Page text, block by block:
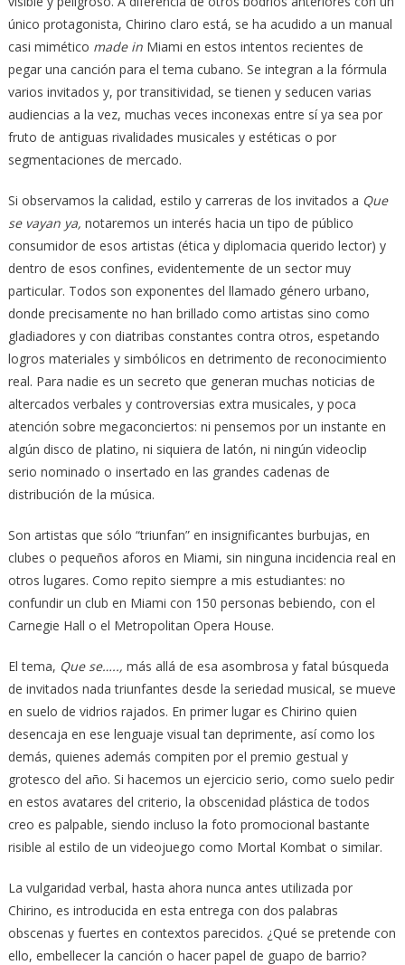
único protagonista, Chirino claro está, se ha acudido a un manual
casi mimético made inMiami en estos intentos recientes de
pegar una canción para el tema cubano. Se integran a la fórmula
varios invitados y, por transitividad, se tienen y seducen varias
audiencias a la vez, muchas veces inconexas entre sí ya sea por
fruto de antiguas rivalidades musicales y estéticas o por
segmentaciones de mercado.
Si observamos la calidad, estilo y carreras de los invitados a Que
se vayan ya, notaremos un interés hacia un tipo de público
consumidor de esos artistas (ética y diplomacia querido lector) y
dentro de esos confines, evidentemente de un sector muy
particular. Todos son exponentes del llamado género urbano,
donde precisamente no han brillado como artistas sino como
gladiadores y con diatribas constantes contra otros, espetando
logros materiales y simbólicos en detrimento de reconocimiento
real. Para nadie es un secreto que generan muchas noticias de
altercados verbales y controversias extra musicales, y poca
atención sobre megaconciertos: ni pensemos por un instante en
algún disco de platino, ni siquiera de latón, ni ningún videoclip
serio nominado o insertado en las grandes cadenas de
distribución de la música.
Son artistas que sólo “triunfan” en insignificantes burbujas, en
clubes o pequeños aforos en Miami, sin ninguna incidencia real en
otros lugares. Como repito siempre a mis estudiantes: no
confundir un club en Miami con 150 personas bebiendo, con el
Carnegie Hall o el Metropolitan Opera House.
El tema, Que se….., más allá de esa asombrosa y fatal búsqueda
de invitados nada triunfantes desde la seriedad musical, se mueve
en suelo de vidrios rajados. En primer lugar es Chirino quien
desencaja en ese lenguaje visual tan deprimente, así como los
demás, quienes además compiten por el premio gestual y
grotesco del año. Si hacemos un ejercicio serio, como suelo pedir
en estos avatares del criterio, la obscenidad plástica de todos
creo es palpable, siendo incluso la foto promocional bastante
risible al estilo de un videojuego como Mortal Kombat o similar.
La vulgaridad verbal, hasta ahora nunca antes utilizada por
Chirino, es introducida en esta entrega con dos palabras
obscenas y fuertes en contextos parecidos. ¿Qué se pretende con
ello, embellecer la canción o hacer papel de guapo de barrio?